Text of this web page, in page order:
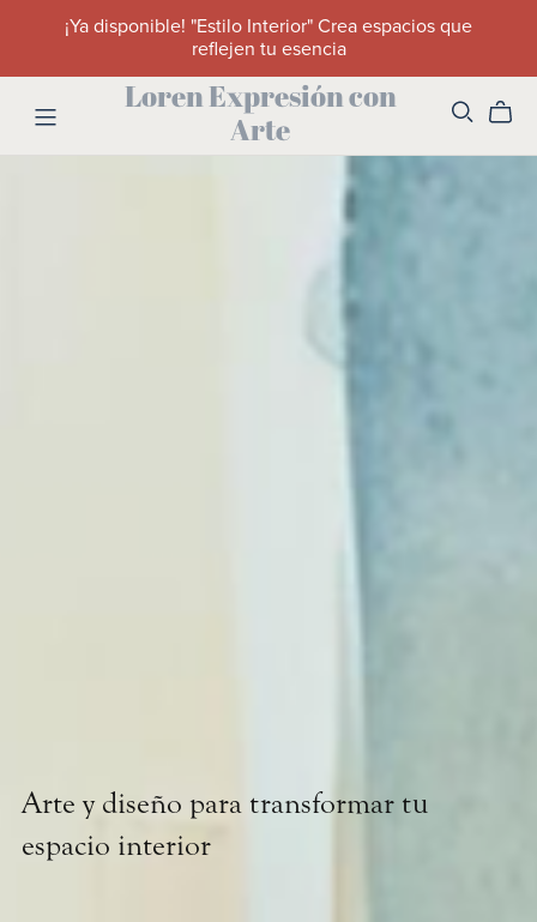
¡Ya disponible! "Estilo Interior" Crea espacios que
reflejen tu esencia
Loren Expresión con
Arte
Arte y diseño para transformar tu
espacio interior